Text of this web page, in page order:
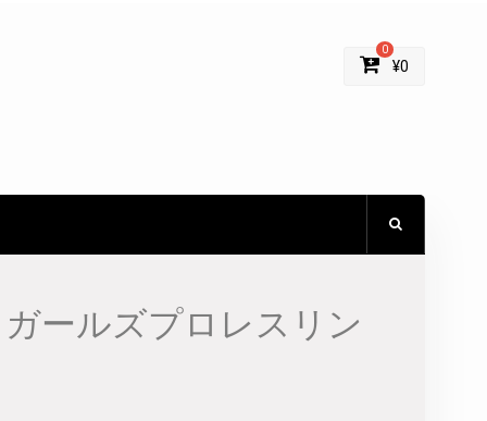
0
¥0
ールズプロレスリン